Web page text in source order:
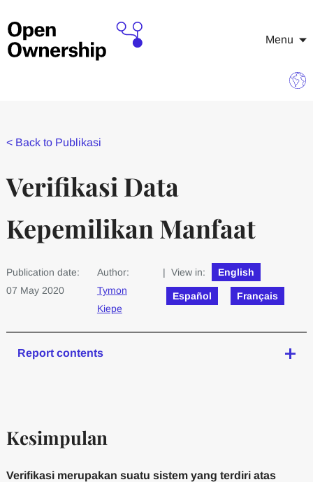
Menu
< Back to Publikasi
Verifikasi Data
Kepemilikan Manfaat
Publication date:
07 May 2020
Author:
Tymon
Kiepe
| View in: English
Español Français
Report contents
Kesimpulan
Verifikasi merupakan suatu sistem yang terdiri atas